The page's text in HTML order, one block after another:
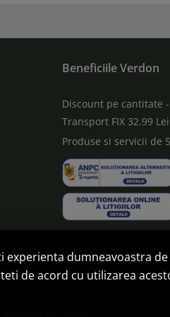
Beneficiile Verdon
Discount pe cantitate
Transport FIX 32.99
Produse si servicii de 5
experienta dumneavoastra de
de acord cu utilizarea